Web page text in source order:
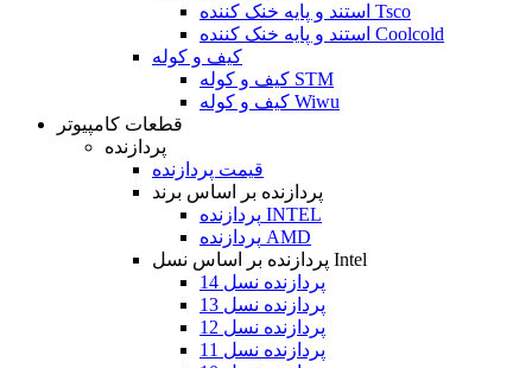
استند و پایه خنک کننده Tsco
استند و پایه خنک کننده Coolcold
کیف و کوله
کیف و کوله STM
کیف و کوله Wiwu
قطعات کامپیوتر
پردازنده
قیمت پردازنده
پردازنده بر اساس برند
پردازنده INTEL
پردازنده AMD
پردازنده بر اساس نسل Intel
پردازنده نسل 14
پردازنده نسل 13
پردازنده نسل 12
پردازنده نسل 11